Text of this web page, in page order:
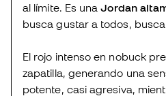
al límite. Es unaJordan
busca gustar a todos,
El rojo intenso en nobuck
zapatilla, generando una
potente, casi agresiva,